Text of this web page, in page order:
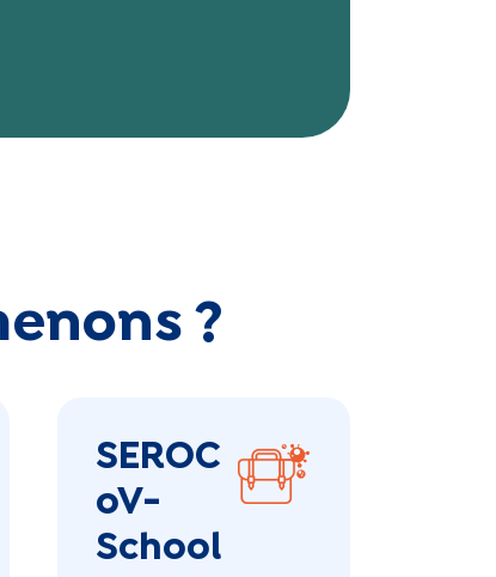
?
SEROC
oV-
School